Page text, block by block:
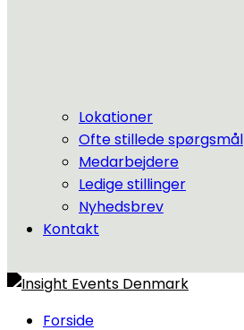
Lokationer
Ofte stillede spørgsmål
Medarbejdere
Ledige stillinger
Nyhedsbrev
Kontakt
Forside